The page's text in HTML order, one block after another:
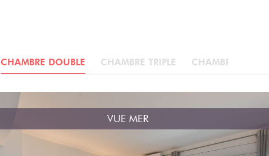
CHAMBRE DOUBLE CHAMBRE TRIPLE CHAMBRE LITS
VUE MER